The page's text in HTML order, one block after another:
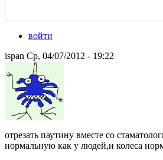
войти
ispan Ср, 04/07/2012 - 19:22
отрезать паутину вместе со
нормальную как у людей,и колеса